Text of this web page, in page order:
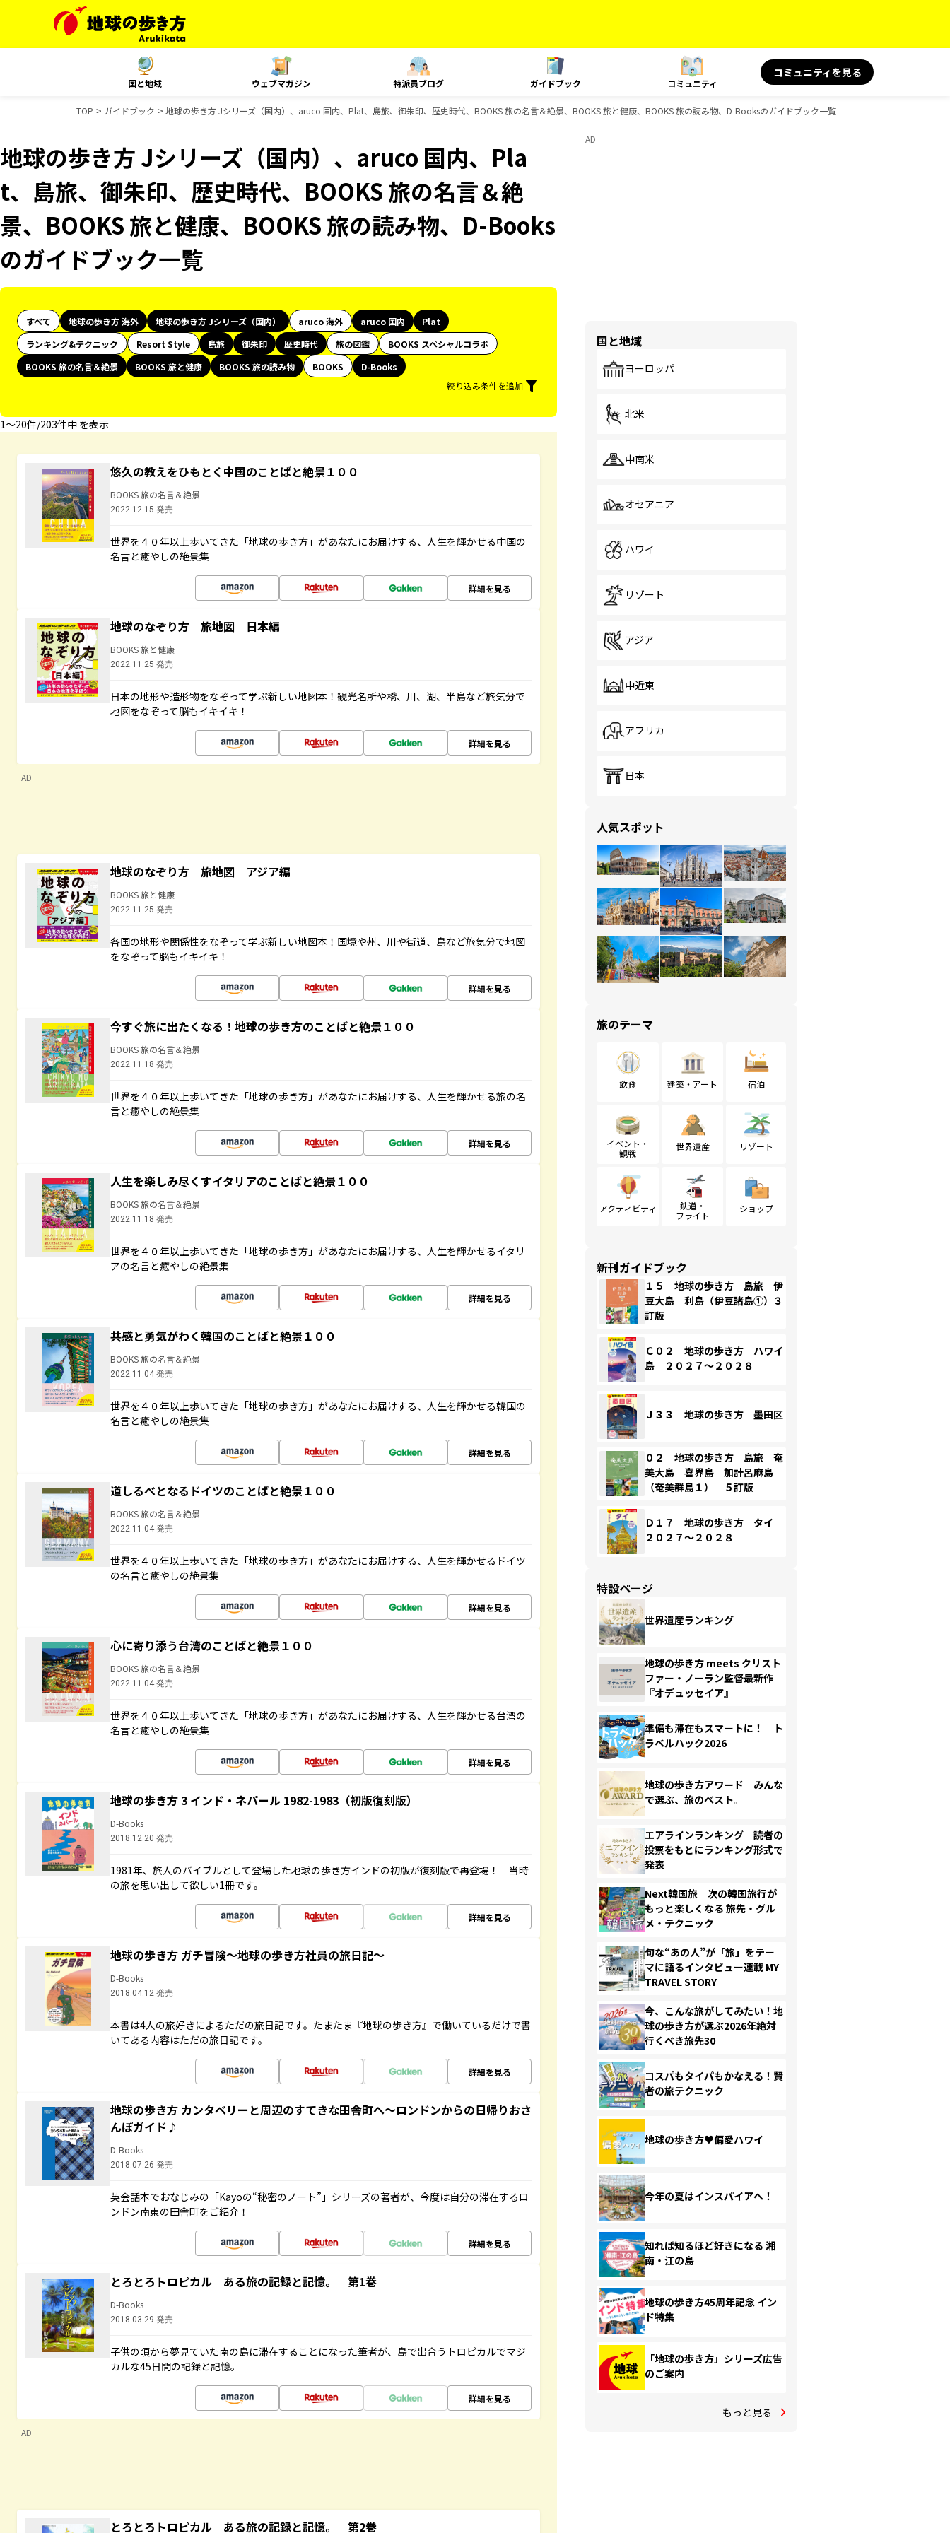
国と地域 ウェブマガジン 特派員ブログ ガイドブック コミュニティ
コミュニティを見る
TOP ガイドブック 地球の歩き方 Jシリーズ（国内）、aruco 国内、Plat、島旅、御朱印、歴史時代、BOOKS 旅の名言＆絶景、BOOKS 旅と健康、BOOKS 旅の読み物、D-Booksのガイドブック一覧
地球の歩き方 Jシリーズ（国内）、aruco 国内、Pla
t、島旅、御朱印、歴史時代、BOOKS 旅の名言＆絶
景、BOOKS 旅と健康、BOOKS 旅の読み物、D-Books
のガイドブック一覧
すべて 地球の歩き方 海外 地球の歩き方 Jシリーズ（国内） aruco 海外 aruco 国内
Plat
ランキング&テクニック
Resort Style 島旅 御朱印 歴史時代 旅の図鑑
BOOKS スペシャルコラボ
BOOKS 旅の名言＆絶景
BOOKS 旅と健康 BOOKS 旅の読み物 BOOKS
D-Books
絞り込み条件を追加
1〜20件/203件中 を表示
悠久の教えをひもとく中国のことばと絶景１００
BOOKS 旅の名言＆絶景
2022.12.15 発売
世界を４０年以上歩いてきた「地球の歩き方」があなたにお届けする、人生を輝かせる中国の
名言と癒やしの絶景集
詳細を見る
地球のなぞり方 旅地図 日本編
BOOKS 旅と健康
2022.11.25 発売
日本の地形や造形物をなぞって学ぶ新しい地図本！観光名所や橋、川、湖、半島など旅気分で
地図をなぞって脳もイキイキ！
詳細を見る
AD
地球のなぞり方 旅地図 アジア編
BOOKS 旅と健康
2022.11.25 発売
各国の地形や関係性をなぞって学ぶ新しい地図本！国境や州、川や街道、島など旅気分で地図
をなぞって脳もイキイキ！
詳細を見る
今すぐ旅に出たくなる！地球の歩き方のことばと絶景１００
BOOKS 旅の名言＆絶景
2022.11.18 発売
世界を４０年以上歩いてきた「地球の歩き方」があなたにお届けする、人生を輝かせる旅の名
言と癒やしの絶景集
詳細を見る
人生を楽しみ尽くすイタリアのことばと絶景１００
BOOKS 旅の名言＆絶景
2022.11.18 発売
世界を４０年以上歩いてきた「地球の歩き方」があなたにお届けする、人生を輝かせるイタリ
アの名言と癒やしの絶景集
詳細を見る
共感と勇気がわく韓国のことばと絶景１００
BOOKS 旅の名言＆絶景
2022.11.04 発売
世界を４０年以上歩いてきた「地球の歩き方」があなたにお届けする、人生を輝かせる韓国の
名言と癒やしの絶景集
詳細を見る
道しるべとなるドイツのことばと絶景１００
BOOKS 旅の名言＆絶景
2022.11.04 発売
世界を４０年以上歩いてきた「地球の歩き方」があなたにお届けする、人生を輝かせるドイツ
の名言と癒やしの絶景集
詳細を見る
心に寄り添う台湾のことばと絶景１００
BOOKS 旅の名言＆絶景
2022.11.04 発売
世界を４０年以上歩いてきた「地球の歩き方」があなたにお届けする、人生を輝かせる台湾の
名言と癒やしの絶景集
詳細を見る
地球の歩き方 3 インド・ネパール 1982-1983（初版復刻版）
D-Books
2018.12.20 発売
1981年、旅人のバイブルとして登場した地球の歩き方インドの初版が復刻版で再登場！ 当時
の旅を思い出して欲しい1冊です。
詳細を見る
地球の歩き方 ガチ冒険～地球の歩き方社員の旅日記～
D-Books
2018.04.12 発売
本書は4人の旅好きによるただの旅日記です。たまたま『地球の歩き方』で働いているだけで書
いてある内容はただの旅日記です。
詳細を見る
地球の歩き方 カンタベリーと周辺のすてきな田舎町へ～ロンドンからの日帰りおさ
んぽガイド♪
D-Books
2018.07.26 発売
英会話本でおなじみの「Kayoの“秘密のノート”」シリーズの著者が、今度は自分の滞在するロ
ンドン南東の田舎町をご紹介！
詳細を見る
とろとろトロピカル ある旅の記録と記憶。 第1巻
D-Books
2018.03.29 発売
子供の頃から夢見ていた南の島に滞在することになった筆者が、島で出合うトロピカルでマジ
カルな45日間の記録と記憶。
詳細を見る
AD
とろとろトロピカル ある旅の記録と記憶。 第2巻
AD
国と地域
ヨーロッパ
北米
中南米
オセアニア
ハワイ
リゾート
アジア
中近東
アフリカ
日本
人気スポット
旅のテーマ
飲食 建築・アート 宿泊
イベント・
観戦
世界遺産 リゾート
アクティビティ
鉄道・
フライト
ショップ
新刊ガイドブック
１５ 地球の歩き方 島旅 伊
豆大島 利島（伊豆諸島①）３
訂版
Ｃ０２ 地球の歩き方 ハワイ
島 ２０２７～２０２８
Ｊ３３ 地球の歩き方 墨田区
０２ 地球の歩き方 島旅 奄
美大島 喜界島 加計呂麻島
（奄美群島１） ５訂版
Ｄ１７ 地球の歩き方 タイ
２０２７～２０２８
特設ページ
世界遺産ランキング
地球の歩き方 meets クリスト
ファー・ノーラン監督最新作
『オデュッセイア』
準備も滞在もスマートに！ ト
ラベルハック2026
地球の歩き方アワード みんな
で選ぶ、旅のベスト。
エアラインランキング 読者の
投票をもとにランキング形式で
発表
Next韓国旅 次の韓国旅行が
もっと楽しくなる 旅先・グル
メ・テクニック
旬な“あの人”が「旅」をテー
マに語るインタビュー連載 MY
TRAVEL STORY
今、こんな旅がしてみたい！地
球の歩き方が選ぶ2026年絶対
行くべき旅先30
コスパもタイパもかなえる！賢
者の旅テクニック
地球の歩き方♥偏愛ハワイ
今年の夏はインスパイアへ！
知れば知るほど好きになる 湘
南・江の島
地球の歩き方45周年記念 イン
ド特集
「地球の歩き方」シリーズ広告
のご案内
もっと見る